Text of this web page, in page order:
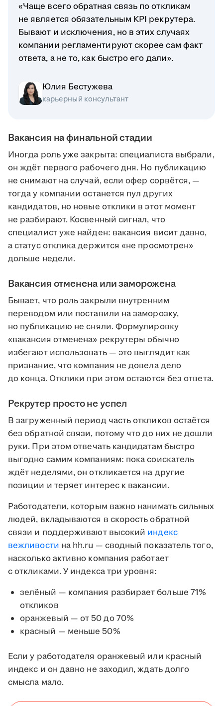
«Чаще всего обратная связь по откликам
не является обязательным KPI рекрутера.
Бывают и исключения, но в этих случаях
компании регламентируют скорее сам факт
ответа, а не то, как быстро его дали».
Юлия Бестужева
карьерный консультант
Вакансия на финальной стадии
Иногда роль уже закрыта: специалиста выбрали,
он ждёт первого рабочего дня. Но публикацию
не снимают на случай, если офер сорвётся, —
тогда у компании останется пул других
кандидатов, но новые отклики в этот момент
не разбирают. Косвенный сигнал, что
специалист уже найден: вакансия висит давно,
а статус отклика держится «не просмотрен»
дольше недели.
Вакансия отменена или заморожена
Бывает, что роль закрыли внутренним
переводом или поставили на заморозку,
но публикацию не сняли. Формулировку
«вакансия отменена» рекрутеры обычно
избегают использовать — это выглядит как
признание, что компания не довела дело
до конца. Отклики при этом остаются без ответа.
Рекрутер просто не успел
В загруженный период часть откликов остаётся
без обратной связи, потому что до них не дошли
руки. При этом отвечать кандидатам быстро
выгодно самим компаниям: пока соискатель
ждёт неделями, он откликается на другие
позиции и теряет интерес к вакансии.
Работодатели, которым важно нанимать сильных
людей, вкладываются в скорость обратной
связи и поддерживают высокий индекс
вежливости на hh.ru — сводный показатель того,
насколько активно компания работает
с откликами. У индекса три уровня:
зелёный — компания разбирает больше 71%
откликов
оранжевый — от 50 до 70%
красный — меньше 50%
Если у работодателя оранжевый или красный
индекс и он давно не заходил, ждать долго
смысла мало.